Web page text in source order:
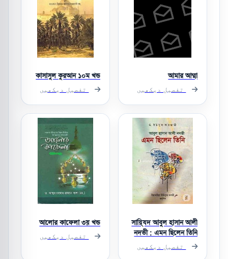
আমার আম্মা
تفصیل دیکھیں
কাসাসুল কুরআন ১০ম খন্ড
تفصیل دیکھیں
সায়্যিদ আবুল হাসান আলী
নদভী : এমন ছিলেন তিনি
تفصیل دیکھیں
আলোর কাফেলা ৩য় খন্ড
تفصیل دیکھیں